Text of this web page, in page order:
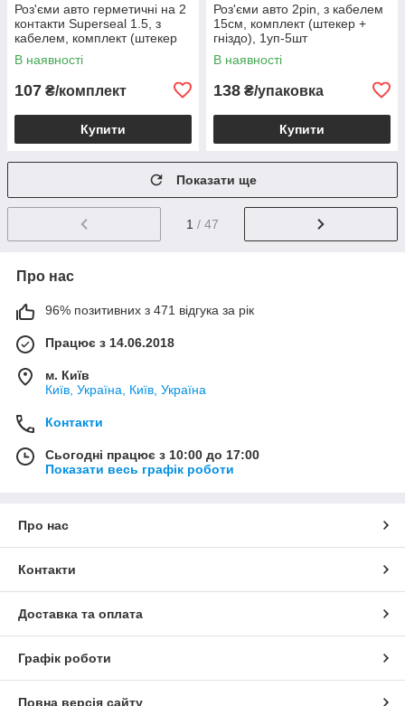
Роз'єми авто герметичні на 2
контакти Superseal 1.5, з
кабелем, комплект (штекер
та гніздо)
В наявності
107 ₴/комплект
Купити
Роз'єми авто 2pin, з кабелем
15см, комплект (штекер +
гніздо), 1уп-5шт
В наявності
138 ₴/упаковка
Купити
Показати ще
1 / 47
Про нас
96% позитивних з 471 відгука за рік
Працює з 14.06.2018
м. Київ
Київ, Україна, Київ, Україна
Контакти
Сьогодні працює з 10:00 до 17:00
Показати весь графік роботи
Про нас
Контакти
Доставка та оплата
Графік роботи
Повна версія сайту